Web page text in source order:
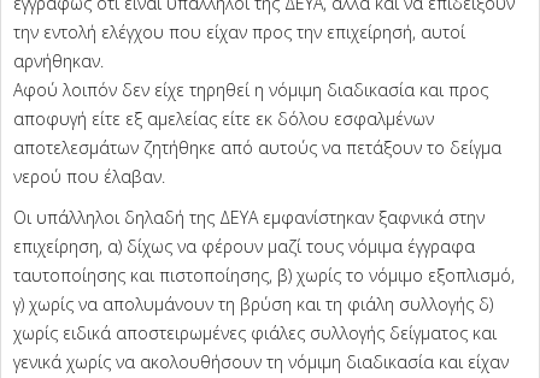
την εντολή ελέγχου που είχαν προς την επιχείρησή, αυτοί
αρνήθηκαν.
Αφού λοιπόν δεν είχε τηρηθεί η νόμιμη διαδικασία και προς
αποφυγή είτε εξ αμελείας είτε εκ δόλου εσφαλμένων
αποτελεσμάτων ζητήθηκε από αυτούς να πετάξουν το δείγμα
νερού που έλαβαν.
Οι υπάλληλοι δηλαδή της ΔΕΥΑ εμφανίστηκαν ξαφνικά στην
επιχείρηση, α) δίχως να φέρουν μαζί τους νόμιμα έγγραφα
ταυτοποίησης και πιστοποίησης, β) χωρίς το νόμιμο εξοπλισμό,
γ) χωρίς να απολυμάνουν τη βρύση και τη φιάλη συλλογής δ)
χωρίς ειδικά αποστειρωμένες φιάλες συλλογής δείγματος και
γενικά χωρίς να ακολουθήσουν τη νόμιμη διαδικασία και είχαν